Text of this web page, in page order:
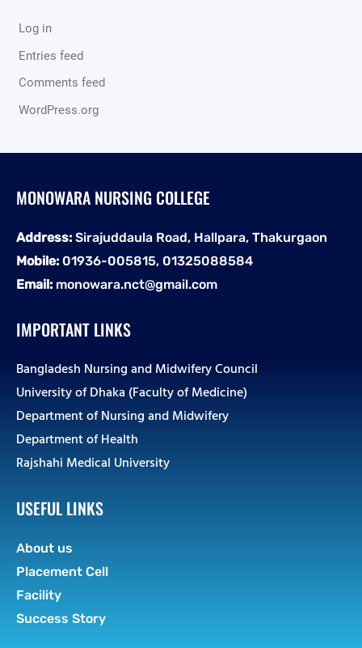
Log in
Entries feed
Comments feed
WordPress.org
MONOWARA NURSING COLLEGE
Address: Sirajuddaula Road, Hallpara, Thakurgaon
Mobile: 01936-005815, 01325088584
Email: monowara.nct@gmail.com
IMPORTANT LINKS
Bangladesh Nursing and Midwifery Council
University of Dhaka (Faculty of Medicine)
Department of Nursing and Midwifery
Department of Health
Rajshahi Medical University
USEFUL LINKS
About us
Placement Cell
Facility
Success Story